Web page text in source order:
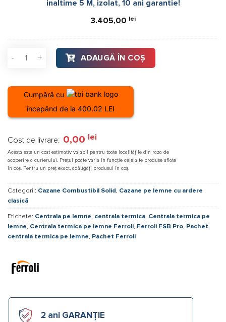
180
5
M,
izolat,
ani
garantie!
inaltime 5 M, izolat, 10 ani garantie!
3.405,00 lei
Cantitate Pachet centrala termica pe lemne Ferroli FSB
ADAUGĂ ÎN COȘ
Cumpără cu
începând de la 400.02 LEI
Cost de livrare: 0,00 lei
Acesta este un cost estimativ valabil pentru toate localitățile din raza de
acoperire a curierului. Prețul poate varia în funcție celelalte produse aflate
în coș. Pentru un preț exact, adăugați produsul în coș.
Categorii: Cazane Combustibil Solid
Cazane pe lemne cu ardere
clasică
Etichete: Centrala pe lemne centrala termica Centrala termica pe
lemne
Centrala termica pe lemne Ferroli Ferroli FSB Pro Pachet
centrala termica pe lemne
Pachet Ferroli
2 ani GARANȚIE